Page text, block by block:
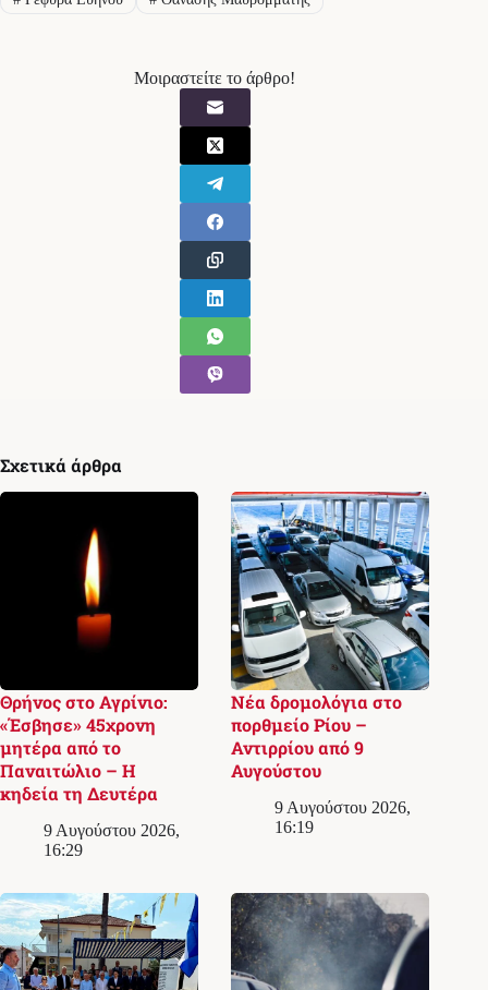
Μοιραστείτε το άρθρο!
Σχετικά άρθρα
Θρήνος στο Αγρίνιο:
«Έσβησε» 45χρονη
μητέρα από το
Παναιτώλιο – Η
κηδεία τη Δευτέρα
9 Αυγούστου 2026,
16:29
Νέα δρομολόγια στο
πορθμείο Ρίου –
Αντιρρίου από 9
Αυγούστου
9 Αυγούστου 2026,
16:19